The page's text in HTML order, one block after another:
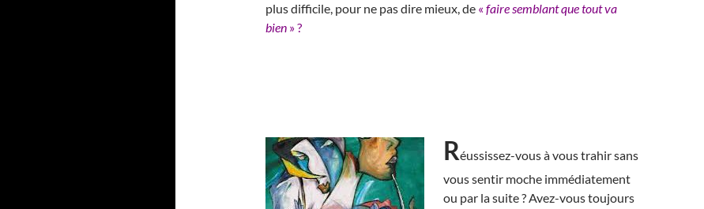
plus difficile, pour ne pas dire mieux, de « faire semblant que tout va
bien » ?
Réussissez-vous à vous trahir sans
vous sentir moche immédiatement
ou par la suite ? Avez-vous toujours